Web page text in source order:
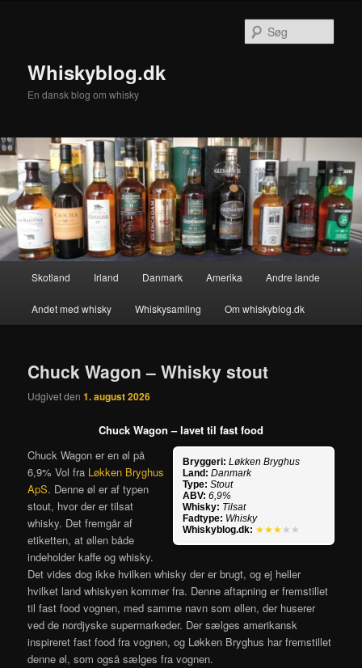
Whiskyblog.dk
En dansk blog om whisky
Skotland Irland Danmark Amerika Andre lande
Andet med whisky Whiskysamling Om whiskyblog.dk
Chuck Wagon – Whisky stout
Udgivet den1. august 2026
Chuck Wagon – lavet til fast food
Bryggeri: Løkken Bryghus
Land: Danmark
Type: Stout
ABV: 6,9%
Whisky: Tilsat
Fadtype: Whisky
Whiskyblog.dk: ★★★ ★★
Chuck Wagon er en øl på
6,9% Vol fra Løkken Bryghus
ApS. Denne øl er af typen
stout, hvor der er tilsat
whisky. Det fremgår af
etiketten, at øllen både
indeholder kaffe og whisky.
Det vides dog ikke hvilken whisky der er brugt, og ej heller
hvilket land whiskyen kommer fra. Denne aftapning er fremstillet
til fast food vognen, med samme navn som øllen, der huserer
ved de nordjyske supermarkeder. Der sælges amerikansk
inspireret fast food fra vognen, og Løkken Bryghus har fremstillet
denne øl, som også sælges fra vognen.